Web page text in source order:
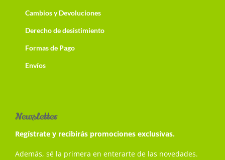
Cambios y Devoluciones
Derecho de desistimiento
Formas de Pago
Envíos
Newsletter
Regístrate y recibirás promociones exclusivas.
Además, sé la primera en enterarte de las novedades.